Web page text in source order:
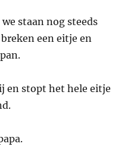
staan nog steeds
een eitje en
en stopt het hele eitje